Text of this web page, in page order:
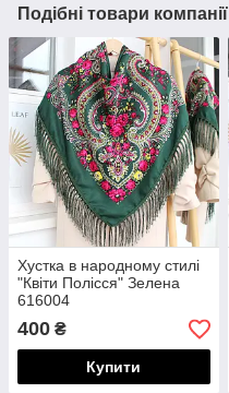
Подібні товари компанії
Хустка в народному стилі
"Квіти Полісся" Зелена
616004
400 ₴
Купити